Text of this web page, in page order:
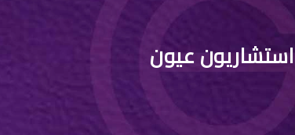
استشاريون عيون